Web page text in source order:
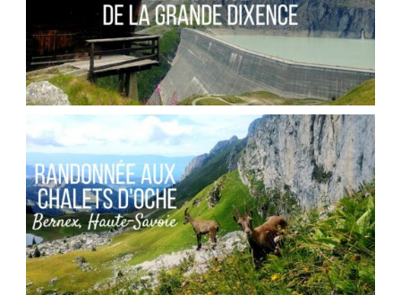
SUISSE // LE BARRAGE DE LA GRANDE
DIXENCE
Audrey Blog,Europe